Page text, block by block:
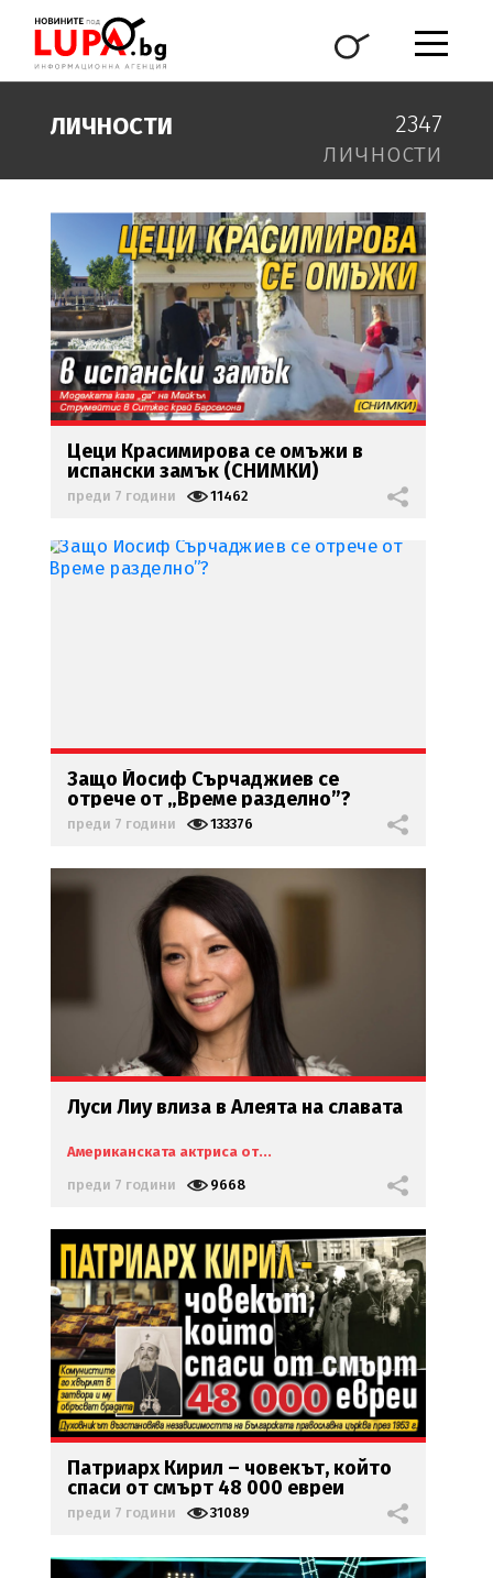
ЛИЧНОСТИ 2347
личности
Цеци Красимирова се омъжи в
испански замък (СНИМКИ)
преди 7 години 11462
Защо Йосиф Сърчаджиев се
отрече от „Време разделно”?
преди 7 години 133376
Луси Лиу влиза в Алеята на славата
Американската актриса от...
преди 7 години
9668
Патриарх Кирил – човекът, който
спаси от смърт 48 000 евреи
преди 7 години 31089